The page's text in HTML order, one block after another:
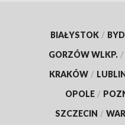
BIAŁYSTOK /
GORZÓW WLKP. /
KRAKÓW /
OPOLE /
SZCZECIN /